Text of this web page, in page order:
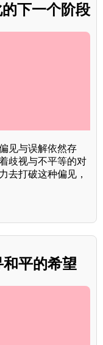
下一个阶段
见与误解依然存
歧视与不平等的对
去打破这种偏见，
平的希望